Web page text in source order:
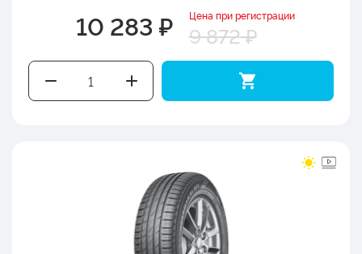
10 283 ₽ Цена при регистрации
9 872 ₽